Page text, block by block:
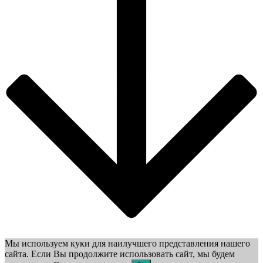
Мы используем куки для наилучшего представления нашего
сайта. Если Вы продолжите использовать сайт, мы будем